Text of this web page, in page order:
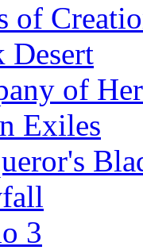
of
Desert
of
Exiles
3